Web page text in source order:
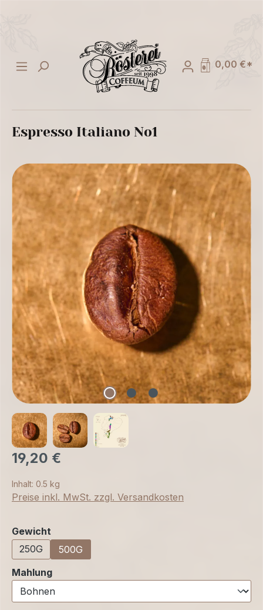
0,00 €*
Espresso Italiano No1
19,20 €
Inhalt: 0.5 kg
Preise inkl. MwSt. zzgl. Versandkosten
Gewicht
250G
500G
Mahlungauswählen